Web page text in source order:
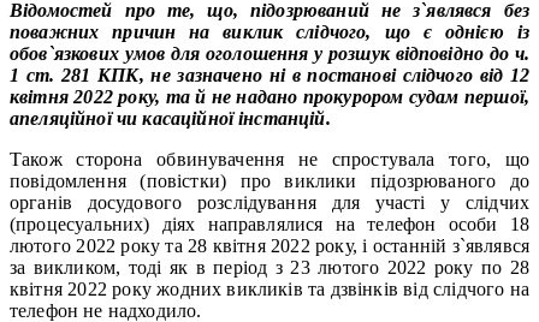
Відомостей про те, що, підозрюваний не з`являвся без
поважних причин на виклик слідчого, що є однією із
обов`язкових умов для оголошення у розшук відповідно до ч.
1 ст. 281 КПК, не зазначено ні в постанові слідчого від 12
квітня 2022 року, та й не надано прокурором судам першої,
апеляційної чи касаційної інстанцій.
Також сторона обвинувачення не спростувала того, що
повідомлення (повістки) про виклики підозрюваного до
органів досудового розслідування для участі у слідчих
(процесуальних) діях направлялися на телефон особи 18
лютого 2022 року та 28 квітня 2022 року, і останній з`являвся
за викликом, тоді як в період з 23 лютого 2022 року по 28
квітня 2022 року жодних викликів та дзвінків від слідчого на
телефон не надходило.